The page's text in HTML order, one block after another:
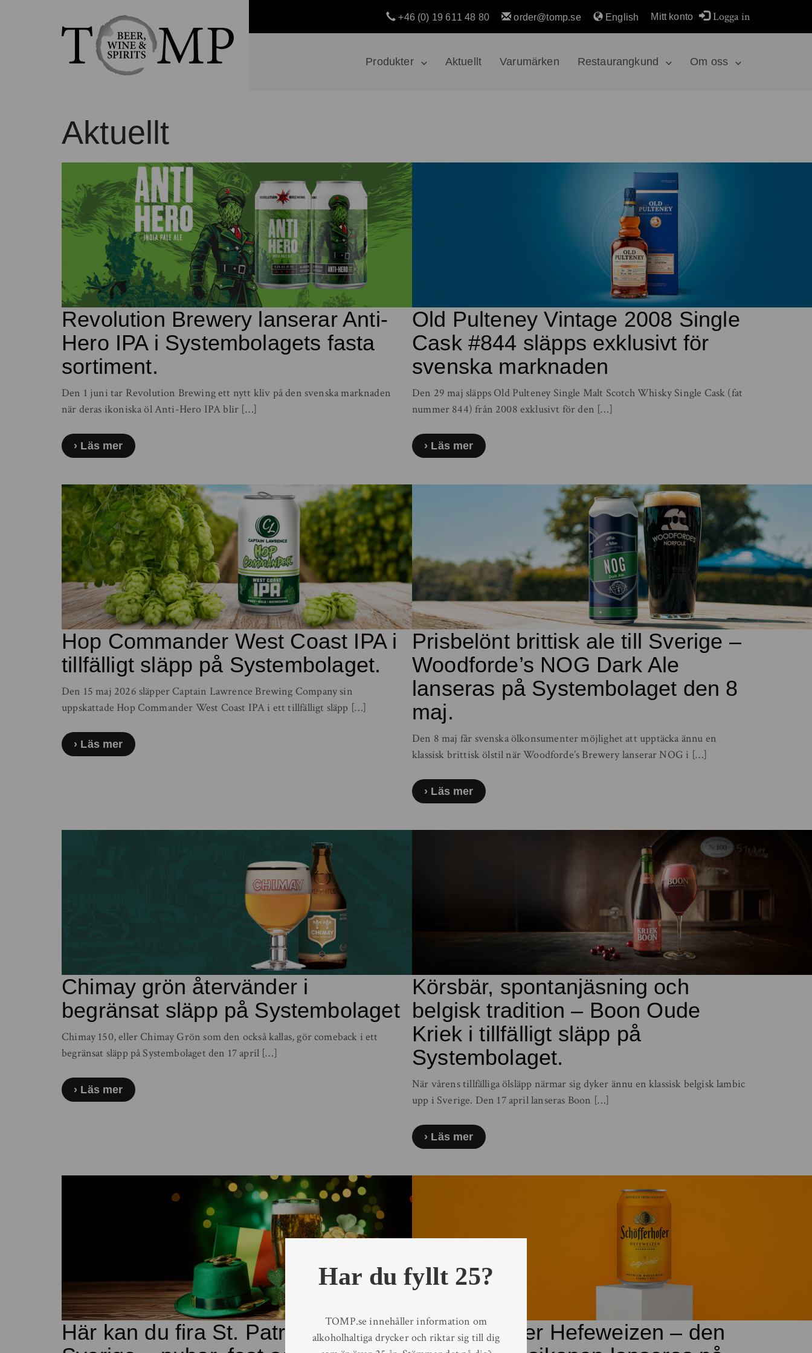
Produkter Aktuellt Varumärken Restaurangkund Om oss
+46 (0) 19 611 48 80 order@tomp.se English Mitt konto Logga in
Aktuellt
Revolution Brewery lanserar Anti-
Hero IPA i Systembolagets fasta
sortiment.
Den 1 juni tar Revolution Brewing ett nytt kliv på den svenska marknaden
när deras ikoniska öl Anti-Hero IPA blir […]
Läs mer
Old Pulteney Vintage 2008 Single
Cask #844 släpps exklusivt för
svenska marknaden
Den 29 maj släpps Old Pulteney Single Malt Scotch Whisky Single Cask (fat
nummer 844) från 2008 exklusivt för den […]
Läs mer
Hop Commander West Coast IPA i
tillfälligt släpp på Systembolaget.
Den 15 maj 2026 släpper Captain Lawrence Brewing Company sin
uppskattade Hop Commander West Coast IPA i ett tillfälligt släpp […]
Läs mer
Prisbelönt brittisk ale till Sverige –
Woodforde’s NOG Dark Ale
lanseras på Systembolaget den 8
maj.
Den 8 maj får svenska ölkonsumenter möjlighet att upptäcka ännu en
klassisk brittisk ölstil när Woodforde’s Brewery lanserar NOG i […]
Läs mer
Chimay grön återvänder i
begränsat släpp på Systembolaget
Chimay 150, eller Chimay Grön som den också kallas, gör comeback i ett
begränsat släpp på Systembolaget den 17 april […]
Läs mer
Körsbär, spontanjäsning och
belgisk tradition – Boon Oude
Kriek i tillfälligt släpp på
Systembolaget.
När vårens tillfälliga ölsläpp närmar sig dyker ännu en klassisk belgisk lambic
upp i Sverige. Den 17 april lanseras Boon […]
Läs mer
Här kan du fira St. Patrick’s Day i
Schöfferhofer Hefeweizen – den
Har du fyllt 25?
TOMP.se innehåller information om
alkoholhaltiga drycker och riktar sig till dig